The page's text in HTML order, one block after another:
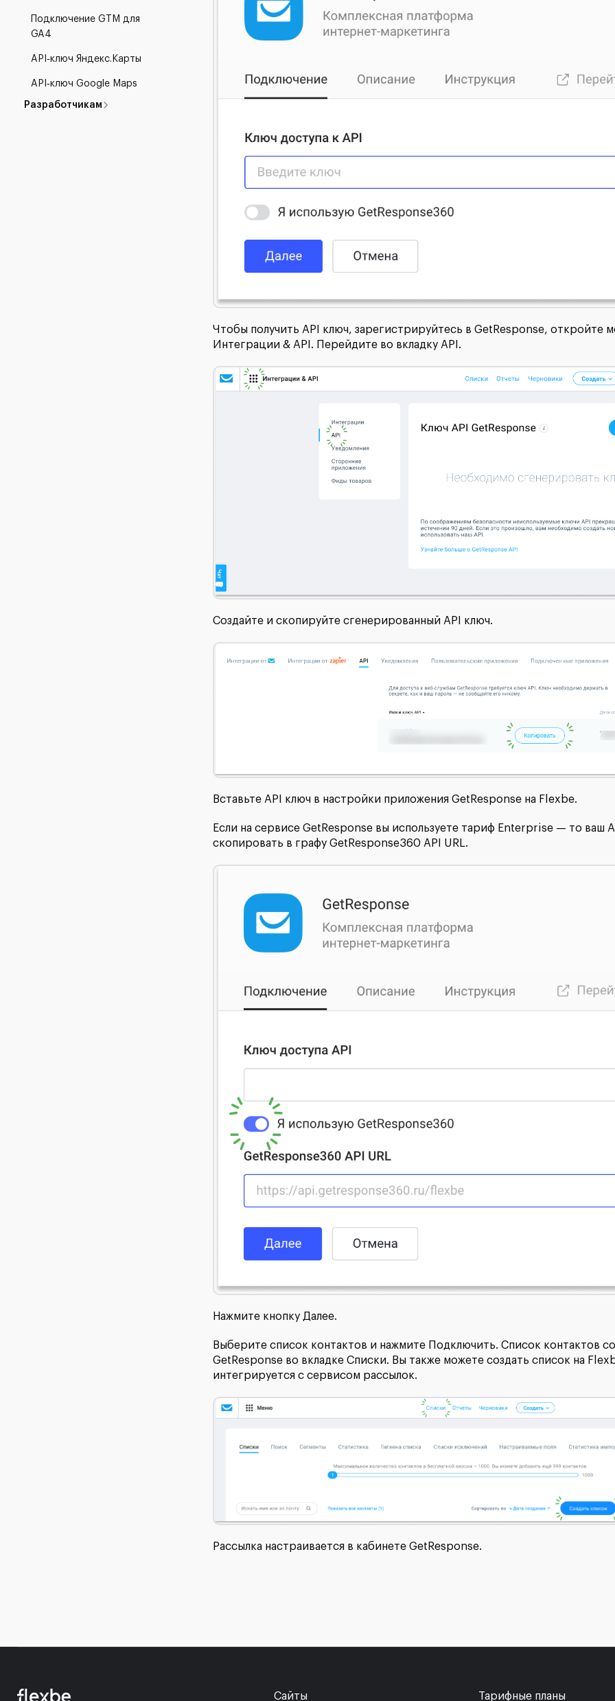
Подключение GTM для
GA4
API‑ключ Яндекс.Карты
API‑ключ Google Maps
Разработчикам
Чтобы получить API ключ, зарегистрируйтесь в GetResponse, откройте
Интеграции & API. Перейдите во вкладку API.
Создайте и скопируйте сгенерированный API ключ.
Вставьте API ключ в настройки приложения GetResponse на Flexbe.
Если на сервисе GetResponse вы используете тариф Enterprise — то ваш
скопировать в графу GetResponse360 API URL.
Нажмите кнопку Далее.
Выберите список контактов и нажмите Подключить. Список контактов
GetResponse во вкладке Списки. Вы также можете создать список на
интегрируется с сервисом рассылок.
Рассылка настраивается в кабинете GetResponse.
Тарифные планы
Сайты